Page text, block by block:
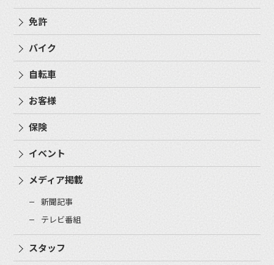
免許
バイク
自転車
お客様
保険
イベント
メディア掲載
新聞記事
テレビ番組
スタッフ